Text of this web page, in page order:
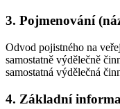
3. Pojmenování
Odvod pojistného na
samostatně výdělečně
samostatná výdělečná
4. Základní